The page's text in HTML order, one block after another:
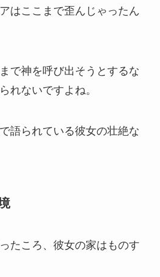
はここまで歪んじゃったん
で神を呼び出そうとするな
れないですよね。
語られている彼女の壮絶な
たころ、彼女の家はものす